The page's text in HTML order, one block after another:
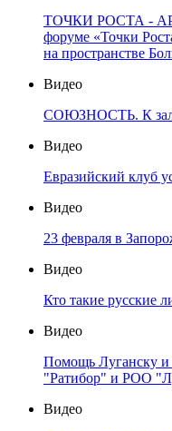
ТОЧКИ РОСТА -
форуме «Точки
на пространстве
Видео
СОЮЗНОСТЬ. К
Видео
Евразийский клуб
Видео
23 февраля в
Видео
Кто такие русские
Видео
Помощь Луганску и
"Ратибор" и РОО
Видео